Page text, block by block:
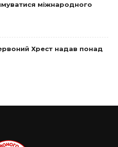
міжнародного
Хрест надав понад